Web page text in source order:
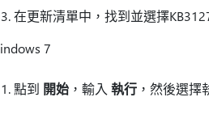
在更新清單中，找到並選擇
7
點到 開始，輸入 執行，然後選擇